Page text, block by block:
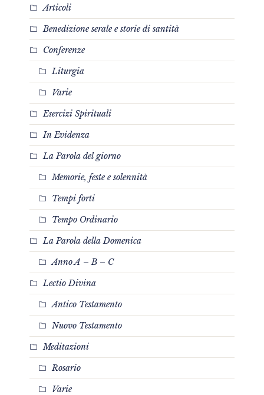
Articoli
Benedizione serale e storie di santità
Conferenze
Liturgia
Varie
Esercizi Spirituali
In Evidenza
La Parola del giorno
Memorie, feste e solennità
Tempi forti
Tempo Ordinario
La Parola della Domenica
Anno A – B – C
Lectio Divina
Antico Testamento
Nuovo Testamento
Meditazioni
Rosario
Varie